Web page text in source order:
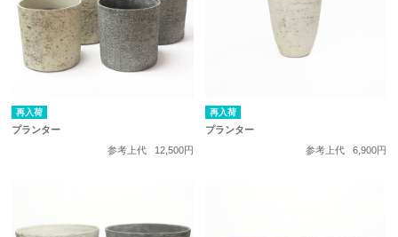
再入荷
プランター
参考上代
12,500円
再入荷
プランター
参考上代
6,900円